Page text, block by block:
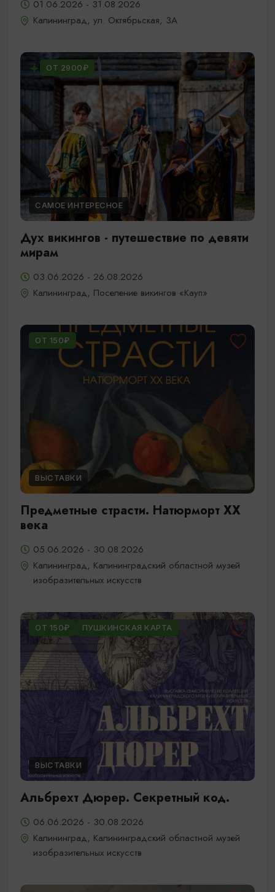
01.06.2026 - 31.08.2026
Калининград, ул. Октябрьская, 3А
ОТ 2900₽
САМОЕ ИНТЕРЕСНОЕ
Дух викингов - путешествие по девяти
мирам
03.06.2026 - 26.08.2026
Калининград, Поселение викингов «Кауп»
ОТ 150₽
ВЫСТАВКИ
Предметные страсти. Натюрморт XX
века
05.06.2026 - 30.08.2026
Калининград, Калининградский областной музей
изобразительных искусств
ОТ 150₽ ПУШКИНСКАЯ КАРТА
ВЫСТАВКИ
Альбрехт Дюрер. Секретный код.
06.06.2026 - 30.08.2026
Калининград, Калининградский областной музей
изобразительных искусств